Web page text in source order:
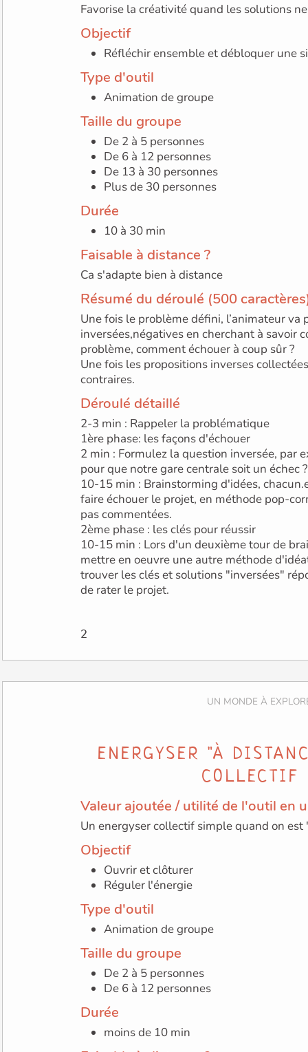
Favorise la créativité quand les solutions
Objectif
Réfléchir ensemble et débloquer une
Type d'outil
Animation de groupe
Taille du groupe
De 2 à 5 personnes
De 6 à 12 personnes
De 13 à 30 personnes
Plus de 30 personnes
Durée
10 à 30 min
Faisable à distance ?
Ca s'adapte bien à distance
Résumé du déroulé (500
Une fois le problème défini, l’animateur va
inversées,négatives en cherchant à savoir
problème, comment échouer à coup sûr ?
Une fois les propositions inverses
contraires.
Déroulé détaillé
2-3 min : Rappeler la problématique
1ère phase: les façons d'échouer
2 min : Formulez la question inversée, par
pour que notre gare centrale soit un échec
10-15 min : Brainstorming d'idées,
faire échouer le projet, en méthode pop-
pas commentées.
2ème phase : les clés pour réussir
10-15 min : Lors d'un deuxième tour de
mettre en oeuvre une autre méthode
trouver les clés et solutions "inversées"
de rater le projet.
ENERGYSER "À
COLLECTIF
Valeur ajoutée / utilité de l'outil en
Un energyser collectif simple quand on est
Objectif
Ouvrir et clôturer
Réguler l'énergie
Type d'outil
Animation de groupe
Taille du groupe
De 2 à 5 personnes
De 6 à 12 personnes
Durée
moins de 10 min